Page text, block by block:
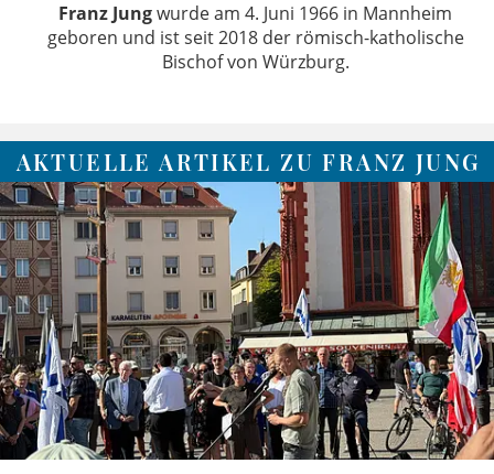
Franz Jungwurde am 4. Juni 1966 in Mannheim
geboren und ist seit 2018 der römisch-katholische
Bischof von Würzburg.
AKTUELLE ARTIKEL ZU FRANZ JUNG